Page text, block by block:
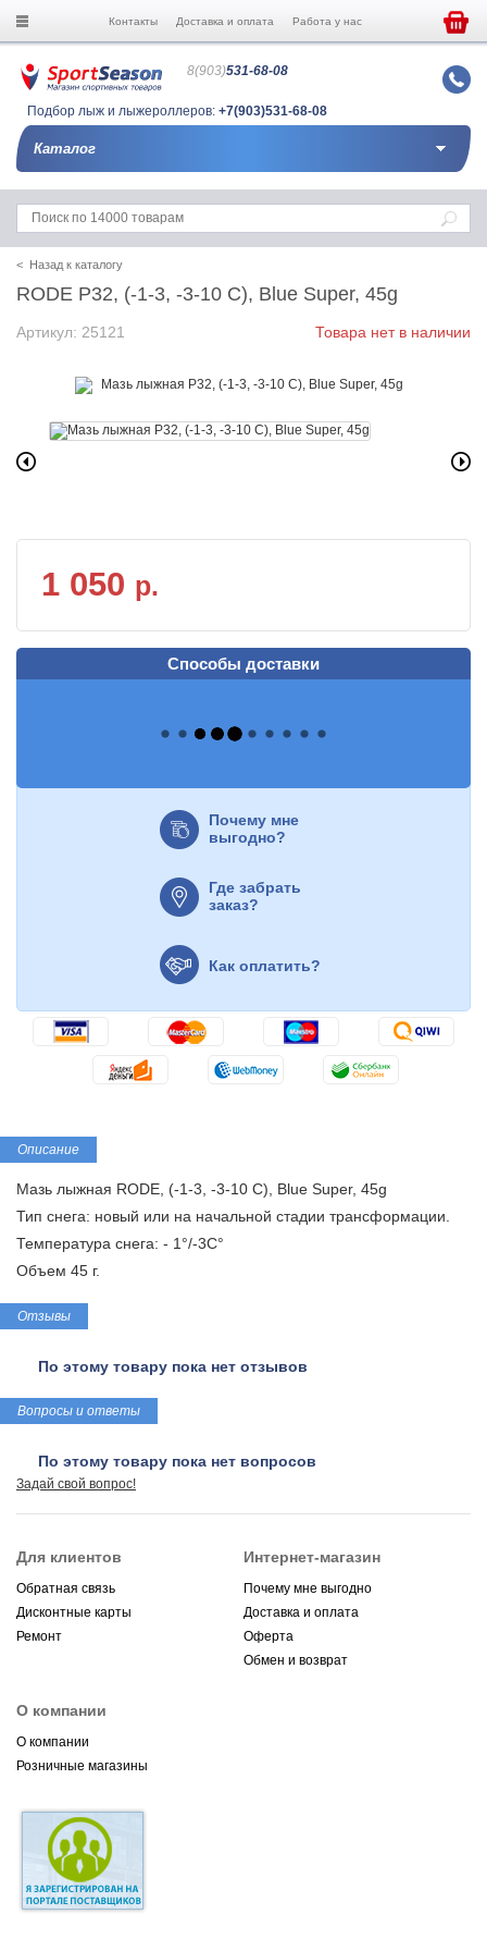
Контакты Доставка и оплата Работа у нас
8(903)531-68-08
Подбор лыж и лыжероллеров: +7(903)531-68-08
Каталог
< Назад к каталогу
RODE P32, (-1-3, -3-10 С), Blue Super, 45g
Артикул: 25121 Товара нет в наличии
1 050 р.
Способы доставки
Почему мне
выгодно?
Где забрать
заказ?
Как оплатить?
Описание
Мазь лыжная RODE, (-1-3, -3-10 С), Blue Super, 45g
Тип снега: новый или на начальной стадии трансформации.
Температура снега: - 1°/-3C°
Объем 45 г.
Отзывы
По этому товару пока нет отзывов
Вопросы и ответы
По этому товару пока нет вопросов
Задай свой вопрос!
Для клиентов
Обратная связь
Дисконтные карты
Ремонт
Интернет-магазин
Почему мне выгодно
Доставка и оплата
Оферта
Обмен и возврат
О компании
О компании
Розничные магазины